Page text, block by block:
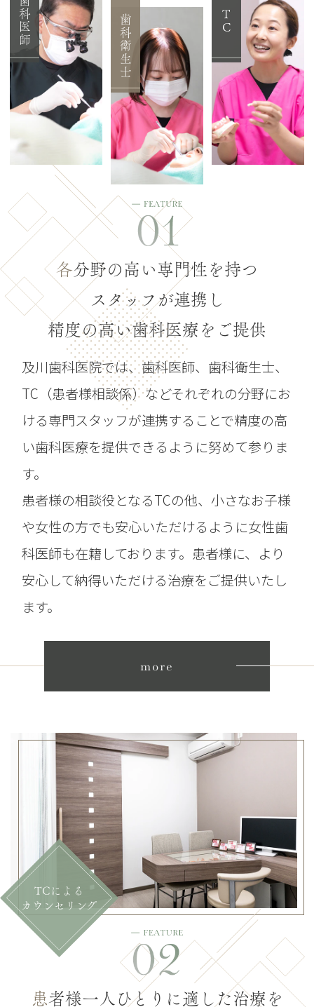
歯科医師 歯科衛生士 TC
各分野の高い専門性を持つ
スタッフが連携し
精度の高い歯科医療をご提供
及川歯科医院では、歯科医師、歯科衛生士、
TC（患者様相談係）などそれぞれの分野にお
ける専門スタッフが連携することで精度の高
い歯科医療を提供できるように努めて参りま
す。
患者様の相談役となるTCの他、小さなお子様
や女性の方でも安心いただけるように女性歯
科医師も在籍しております。患者様に、より
安心して納得いただける治療をご提供いたし
ます。
more
TCによる
カウンセリング
患者様一人ひとりに適した治療を